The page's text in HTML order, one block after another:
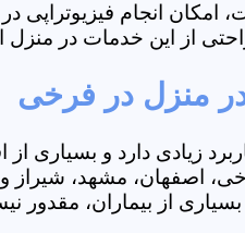
امکان انجام
از این خدمات در منزل
منزل در فرخی
زیادی دارد و
اصفهان، مشهد، شیراز
بسیاری از بیماران،